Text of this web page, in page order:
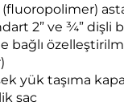
2” ve ¾” dişli
bağlı
yük taşıma
sac